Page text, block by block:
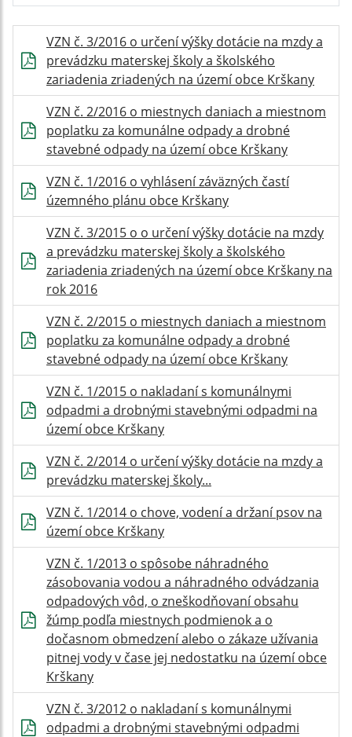
VZN č. 3/2016 o určení výšky dotácie na mzdy a
prevádzku materskej školy a školského
zariadenia zriadených na území obce Krškany
VZN č. 2/2016 o miestnych daniach a miestnom
poplatku za komunálne odpady a drobné
stavebné odpady na území obce Krškany
VZN č. 1/2016 o vyhlásení záväzných častí
územného plánu obce Krškany
VZN č. 3/2015 o o určení výšky dotácie na mzdy
a prevádzku materskej školy a školského
zariadenia zriadených na území obce Krškany na
rok 2016
VZN č. 2/2015 o miestnych daniach a miestnom
poplatku za komunálne odpady a drobné
stavebné odpady na území obce Krškany
VZN č. 1/2015 o nakladaní s komunálnymi
odpadmi a drobnými stavebnými odpadmi na
území obce Krškany
VZN č. 2/2014 o určení výšky dotácie na mzdy a
prevádzku materskej školy...
VZN č. 1/2014 o chove, vodení a držaní psov na
území obce Krškany
VZN č. 1/2013 o spôsobe náhradného
zásobovania vodou a náhradného odvádzania
odpadových vôd, o zneškodňovaní obsahu
žúmp podľa miestnych podmienok a o
dočasnom obmedzení alebo o zákaze užívania
pitnej vody v čase jej nedostatku na území obce
Krškany
VZN č. 3/2012 o nakladaní s komunálnymi
odpadmi a drobnými stavebnými odpadmi